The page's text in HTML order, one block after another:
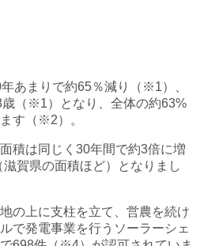
Room
あまりで約65％減り（※1）、
（※1）となり、全体の約63%
す（※2）。
積は同じく30年間で約3倍に増
賀県の面積ほど）となりまし
の上に支柱を立て、営農を続け
で発電事業を行うソーラーシェ